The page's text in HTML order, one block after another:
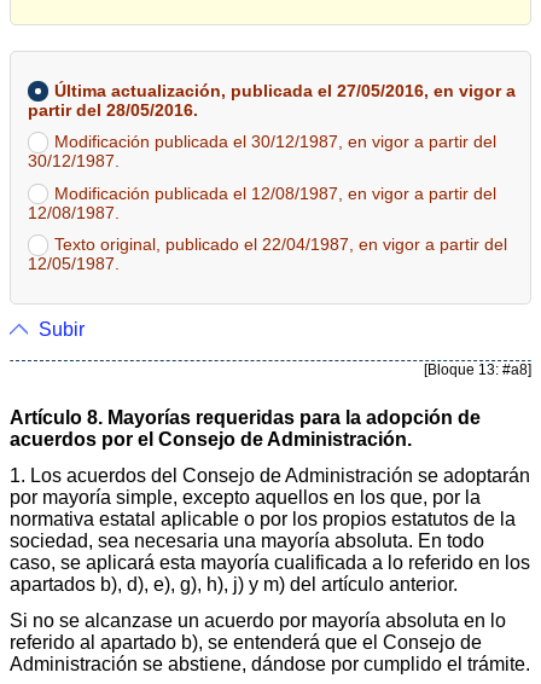
Última actualización, publicada el 27/05/2016, en vigor a
partir del 28/05/2016.
Modificación publicada el 30/12/1987, en vigor a partir del
30/12/1987.
Modificación publicada el 12/08/1987, en vigor a partir del
12/08/1987.
Texto original, publicado el 22/04/1987, en vigor a partir del
12/05/1987.
Subir
[Bloque 13: #a8]
Artículo 8. Mayorías requeridas para la adopción de
acuerdos por el Consejo de Administración.
1. Los acuerdos del Consejo de Administración se adoptarán
por mayoría simple, excepto aquellos en los que, por la
normativa estatal aplicable o por los propios estatutos de la
sociedad, sea necesaria una mayoría absoluta. En todo
caso, se aplicará esta mayoría cualificada a lo referido en los
apartados b), d), e), g), h), j) y m) del artículo anterior.
Si no se alcanzase un acuerdo por mayoría absoluta en lo
referido al apartado b), se entenderá que el Consejo de
Administración se abstiene, dándose por cumplido el trámite.